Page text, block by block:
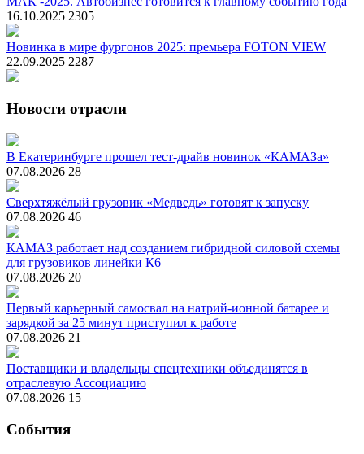
16.10.2025 2305
Новинка в мире фургонов 2025: премьера FOTON VIEW
22.09.2025 2287
Новости отрасли
В Екатеринбурге прошел тест-драйв новинок «КАМАЗа»
07.08.2026 28
Сверхтяжёлый грузовик «Медведь» готовят к запуску
07.08.2026 46
КАМАЗ работает над созданием гибридной силовой схемы
для грузовиков линейки К6
07.08.2026 20
Первый карьерный самосвал на натрий-ионной батарее и
зарядкой за 25 минут приступил к работе
07.08.2026 21
Поставщики и владельцы спецтехники объединятся в
отраслевую Ассоциацию
07.08.2026 15
События